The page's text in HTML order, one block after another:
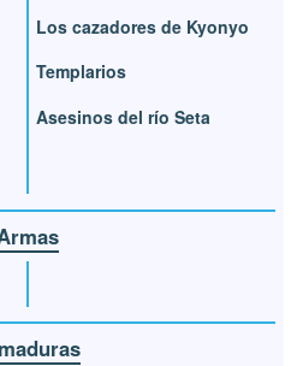
Los cazadores de Kyonyo
Templarios
Asesinos del río Seta